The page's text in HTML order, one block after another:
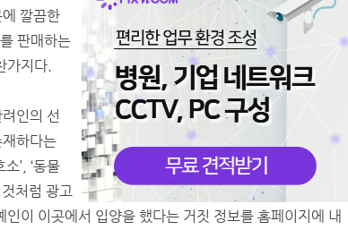
깔끔한
판매하는
가지다.
인의 선
하다는
’, ‘동물
처럼 광고
이 이곳에서 입양을 했다는 거짓 정보를 홈페이지에 내